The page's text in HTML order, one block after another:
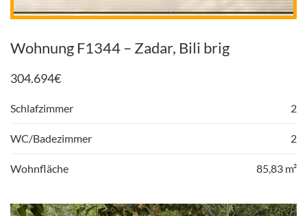
Wohnung F1344 – Zadar, Bili brig
304.694€
Schlafzimmer 2
WC/Badezimmer 2
Wohnfläche 85,83 m²